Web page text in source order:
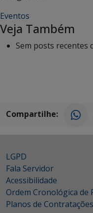
Eventos
Veja Também
Sem posts recentes
Compartilhe:
LGPD
Fala Servidor
Acessibilidade
Ordem Cronológica de
Planos de